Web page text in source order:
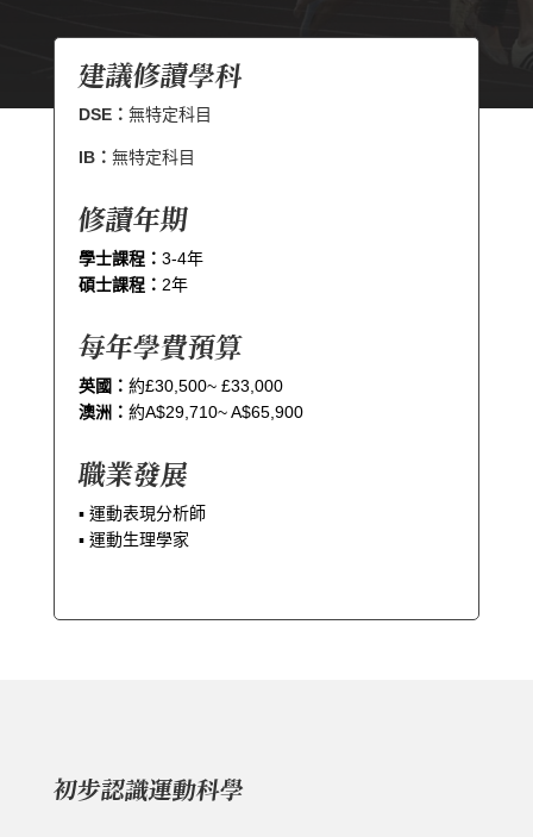
建議修讀學科
DSE： 無特定科目
IB： 無特定科目
修讀年期
學士課程： 3-4年
碩士課程： 2年
每年學費預算
英國： 約£30,500~ £33,000
澳洲： 約A$29,710~ A$65,900
職業發展
▪︎ 運動表現分析師
▪︎ 運動生理學家
初步認識運動科學